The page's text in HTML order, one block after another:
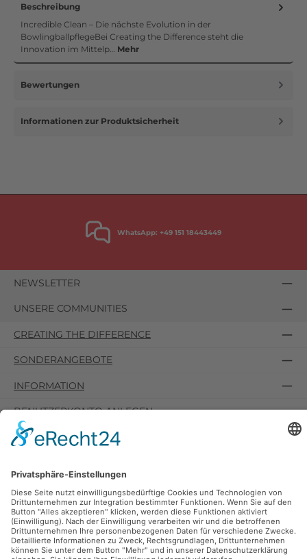
Beschreibung
Incredible Clean – Die nächste Evolution in der
BowlingballpflegeBei Creating the Difference steht die
Innovation im Mittelp… Mehr
Bewertungen
Informationen zur Produktsicherheit
WhatsApp: +49 151 18443449
NEWSLETTER
UNSERE COMMUNITIES
CREATING THE DIFFERENCE
SONDERANGEBOTE
INFORMATION
BENUTZERKONTO ANLEGEN
ZAHLUNGS- UND VERSANDARTEN
SERVICE
+49 151 18443449
Vertrag widerrufen